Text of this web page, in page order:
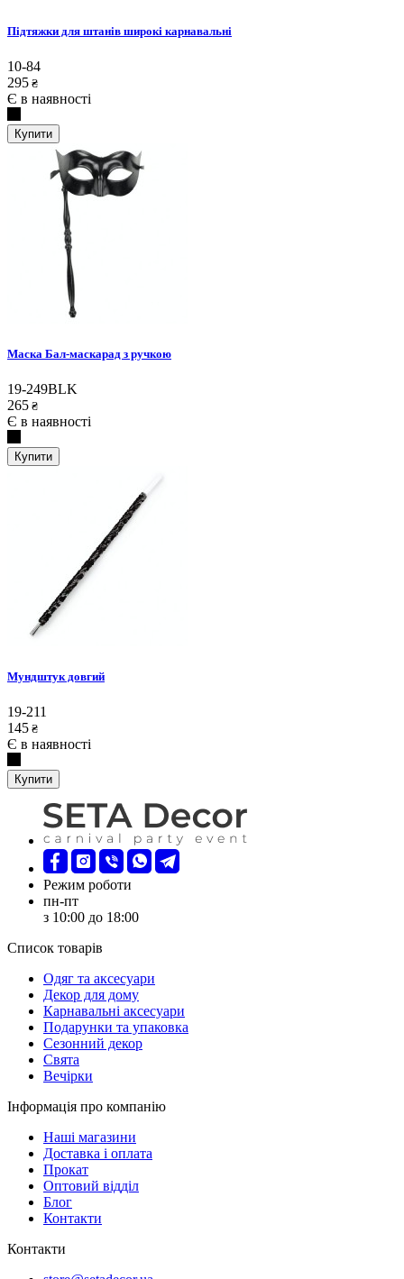
Підтяжки для штанів широкі карнавальні
10-84
295 ₴
Є в наявності
Купити
Маска Бал-маскарад з ручкою
19-249BLK
265 ₴
Є в наявності
Купити
Мундштук довгий
19-211
145 ₴
Є в наявності
Купити
Режим роботи
пн-пт
з 10:00 до 18:00
Список товарів
Oдяг та аксесуари
Декор для дому
Карнавальні аксесуари
Подарунки та упаковка
Сезонний декор
Свята
Вечірки
Інформація про компанію
Наші магазини
Доставка і оплата
Прокат
Оптовий відділ
Блог
Контакти
Контакти